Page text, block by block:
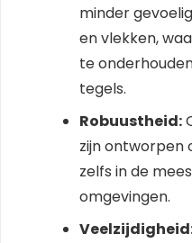
minder
en vlekken,
te
tegels.
Robuustheid:
zijn ontworpen
zelfs in de
omgevingen.